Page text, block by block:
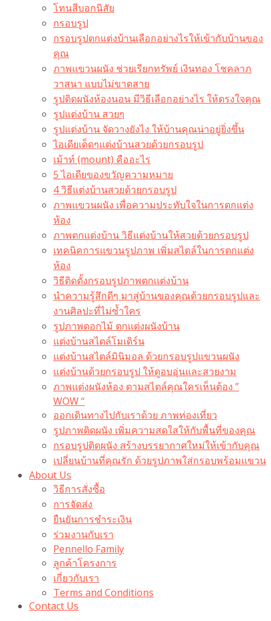
โทนสีบอกนิสัย
กรอบรูป
กรอบรูปตกแต่งบ้านเลือกอย่างไรให้เข้ากับบ้านของ
คุณ
ภาพแขวนผนัง ช่วยเรียกทรัพย์ เงินทอง โชคลาภ
วาสนา แบบไม่ขาดสาย
รูปติดผนังห้องนอน มีวิธีเลือกอย่างไร ให้ตรงใจคุณ
รูปแต่งบ้าน สวยๆ
รูปแต่งบ้าน จัดวางยังไง ให้บ้านคุณน่าอยู่ยิ่งขึ้น
ไอเดียเด็ดๆแต่งบ้านสวยด้วยกรอบรูป
เม้าท์ (mount) คืออะไร​
5 ไอเดียของขวัญความหมาย
4 วิธีแต่งบ้านสวยด้วยกรอบรูป
ภาพแขวนผนัง เพื่อความประทับใจในการตกแต่ง
ห้อง
ภาพตกแต่งบ้าน วิธีแต่งบ้านให้สวยด้วยกรอบรูป
เทคนิคการแขวนรูปภาพ เพิ่มสไตล์ในการตกแต่ง
ห้อง
วิธีติดตั้งกรอบรูปภาพตกแต่งบ้าน
นำความรู้สึกดีๆ มาสู่บ้านของคุณด้วยกรอบรูปและ
งานศิลปะที่ไม่ซ้ำใคร
รูปภาพดอกไม้ ตกแต่งผนังบ้าน
แต่งบ้านสไตล์โมเดิร์น
แต่งบ้านสไตล์มินิมอล ด้วยกรอบรูปแขวนผนัง
แต่งบ้านด้วยกรอบรูป ให้ดูอบอุ่นและสวยงาม
ภาพแต่งผนังห้อง ตามสไตล์คุณใครเห็นต้อง ”
WOW “
ออกเดินทางไปกับเราด้วย ภาพท่องเที่ยว
รูปภาพติดผนัง เพิ่มความสดใสให้กับพื้นที่ของคุณ
กรอบรูปติดผนัง สร้างบรรยากาศใหม่ให้เข้ากับคุณ
เปลี่ยนบ้านที่คุณรัก ด้วยรูปภาพใส่กรอบพร้อมแขวน​
About Us
วิธีการสั่งซื้อ
การจัดส่ง
ยืนยันการชำระเงิน
ร่วมงานกับเรา
Pennello Family
ลูกค้าโครงการ
เกี่ยวกับเรา
Terms and Conditions
Contact Us